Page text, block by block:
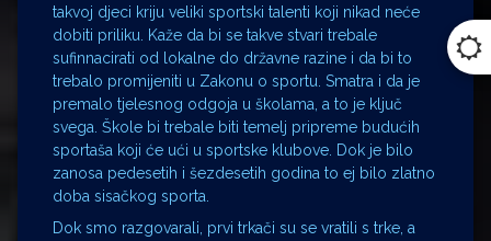
takvoj djeci kriju veliki sportski talenti koji nikad neće
dobiti priliku. Kaže da bi se takve stvari trebale
sufinnacirati od lokalne do državne razine i da bi to
trebalo promijeniti u Zakonu o sportu. Smatra i da je
premalo tjelesnog odgoja u školama, a to je ključ
svega. Škole bi trebale biti temelj pripreme budućih
sportaša koji će ući u sportske klubove. Dok je bilo
zanosa pedesetih i šezdesetih godina to ej bilo zlatno
doba sisačkog sporta.
Dok smo razgovarali, prvi trkači su se vratili s trke, a